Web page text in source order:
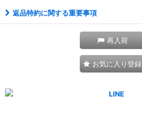
返品特約に関する重要事項
再入荷
お気に入り登録